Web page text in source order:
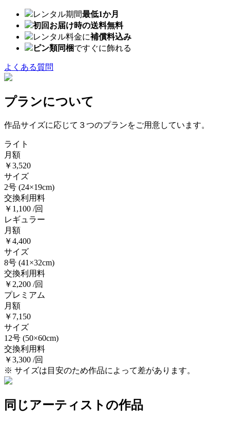
レンタル期間最低1か月
初回お届け時の送料無料
レンタル料金に補償料込み
ピン類同梱ですぐに飾れる
よくある質問
プランについて
作品サイズに応じて３つのプランをご用意しています。
ライト
月額
￥3,520
サイズ
2号 (24×19cm)
交換利用料
￥1,100 /回
レギュラー
月額
￥4,400
サイズ
8号 (41×32cm)
交換利用料
￥2,200 /回
プレミアム
月額
￥7,150
サイズ
12号 (50×60cm)
交換利用料
￥3,300 /回
※ サイズは目安のため作品によって差があります。
同じアーティストの作品